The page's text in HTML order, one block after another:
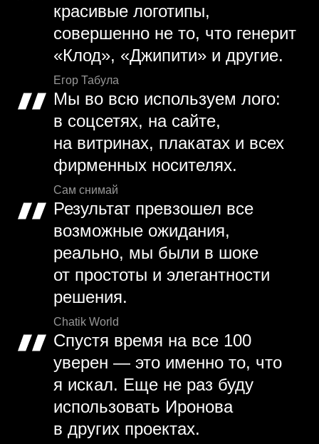
красивые логотипы,
совершенно не то, что генерит
«Клод», «Джипити» и другие.
Егор Табула
Мы во всю используем лого:
в соцсетях, на сайте,
на витринах, плакатах и всех
фирменных носителях.
Сам снимай
Результат превзошел все
возможные ожидания,
реально, мы были в шоке
от простоты и элегантности
решения.
Chatik World
Спустя время на все 100
уверен — это именно то, что
я искал. Еще не раз буду
использовать Иронова
в других проектах.